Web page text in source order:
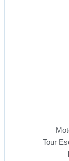
Tour